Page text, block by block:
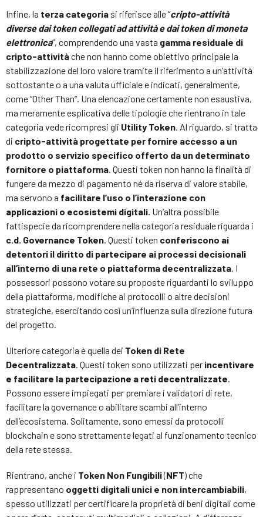
Infine, la terza categoria si riferisce alle “cripto-attività
diverse dai token collegati ad attività e dai token di moneta
elettronica“, comprendendo una vasta gamma residuale di
cripto-attivitàche non hanno come obiettivo principale la
stabilizzazione del loro valore tramite il riferimento a un’attività
sottostante o a una valuta ufficiale e indicati, generalmente,
come “Other Than”. Una elencazione certamente non esaustiva,
ma meramente esplicativa delle tipologie che rientrano in tale
categoria vede ricompresi gli Utility Token. Al riguardo, si tratta
di cripto-attività progettate per fornire accesso a un
prodotto o servizio specifico offerto da un determinato
fornitore o piattaforma. Questi token non hanno la finalità di
fungere da mezzo di pagamento né da riserva di valore stabile,
ma servono a facilitare l’uso o l’interazione con
applicazioni o ecosistemi digitali. Un’altra possibile
fattispecie da ricomprendere nella categoria residuale riguarda i
c.d. Governance Token. Questi token conferiscono ai
detentori il diritto di partecipare ai processi decisionali
all’interno di una rete o piattaforma decentralizzata. I
possessori possono votare su proposte riguardanti lo sviluppo
della piattaforma, modifiche ai protocolli o altre decisioni
strategiche, esercitando così un’influenza sulla direzione futura
del progetto.
Ulteriore categoria è quella dei Token di Rete
Decentralizzata. Questi token sono utilizzati per incentivare
e facilitare la partecipazione a reti decentralizzate.
Possono essere impiegati per premiare i validatori di rete,
facilitare la governance o abilitare scambi all’interno
dell’ecosistema. Solitamente, sono emessi da protocolli
blockchain e sono strettamente legati al funzionamento tecnico
della rete stessa.
Rientrano, anche i Token Non Fungibili(NFT) che
rappresentano oggetti digitali unici e non intercambiabili,
spesso utilizzati per certificare la proprietà di beni digitali come